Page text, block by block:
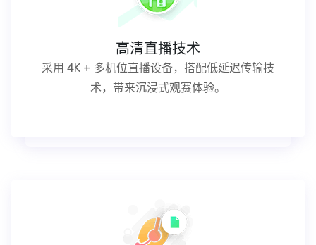
高清直播技术
采用 4K + 多机位直播设备，搭配低延迟传输技
术，带来沉浸式观赛体验。